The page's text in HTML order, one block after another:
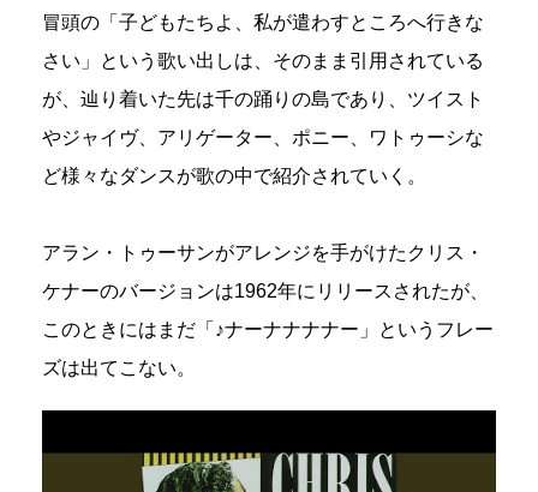
冒頭の「子どもたちよ、私が遣わすところへ行きな
さい」という歌い出しは、そのまま引用されている
が、辿り着いた先は千の踊りの島であり、ツイスト
やジャイヴ、アリゲーター、ポニー、ワトゥーシな
ど様々なダンスが歌の中で紹介されていく。
アラン・トゥーサンがアレンジを手がけたクリス・
ケナーのバージョンは1962年にリリースされたが、
このときにはまだ「♪ナーナナナナー」というフレー
ズは出てこない。